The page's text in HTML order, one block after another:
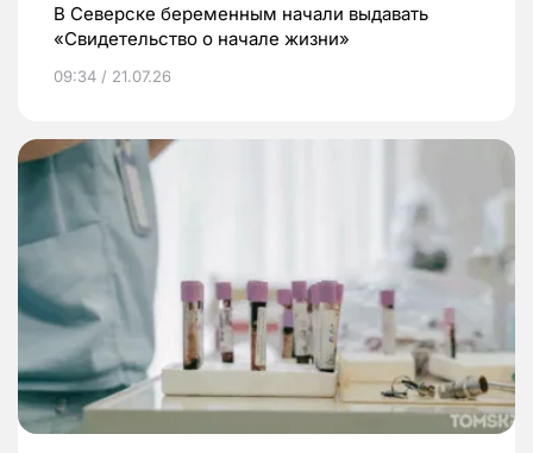
В Северске беременным начали выдавать
«Свидетельство о начале жизни»
09:34 / 21.07.26